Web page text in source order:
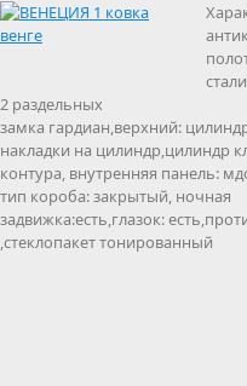
2 раздельных
замка гардиан,верхний:
накладки на цилиндр,цилиндр
контура, внутренняя панель:
тип короба: закрытый, ночная
задвижка:есть,глазок:
,стеклопакет тонированный